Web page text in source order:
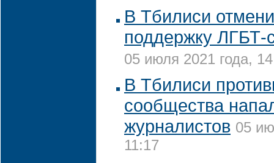
В Тбилиси
поддержку ЛГБТ-
05 июля 2021 года,
В Тбилиси
сообщества
журналистов 05
11:17